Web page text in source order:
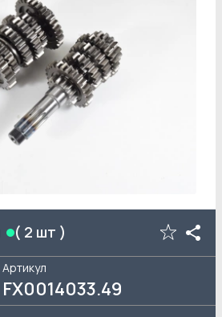
( 2 шт )
Артикул
FX0014033.49